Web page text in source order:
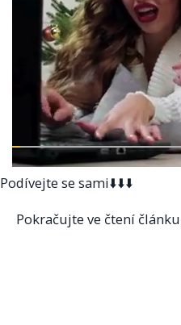
Podívejte se sami⬇️⬇️⬇️
Pokračujte ve čtení